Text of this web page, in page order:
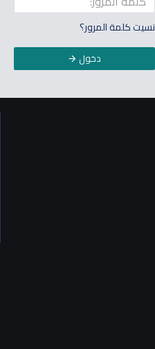
نسيت كلمة المرور؟
دخول